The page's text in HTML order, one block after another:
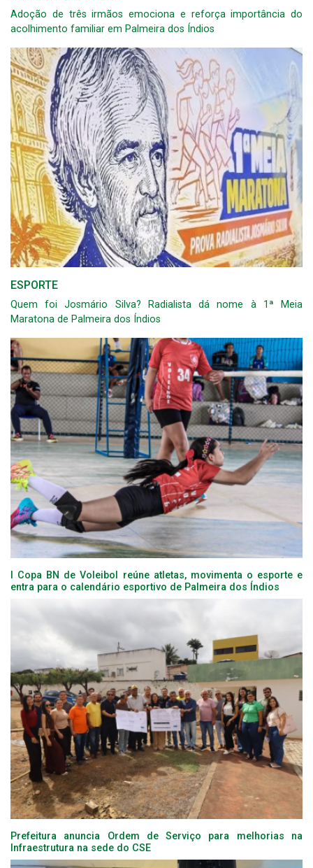
Adoção de três irmãos emociona e reforça importância do
acolhimento familiar em Palmeira dos Índios
ESPORTE
Quem foi Josmário Silva? Radialista dá nome à 1ª Meia
Maratona de Palmeira dos Índios
I Copa BN de Voleibol reúne atletas, movimenta o esporte e
entra para o calendário esportivo de Palmeira dos Índios
Prefeitura anuncia Ordem de Serviço para melhorias na
Infraestrutura na sede do CSE